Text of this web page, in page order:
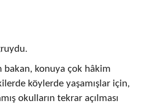
bakan, konuya çok hâkim
köylerde yaşamışlar için,
okulların tekrar açılması